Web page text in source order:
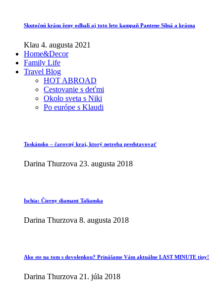
Skutočnú krásu ženy odhalí aj toto leto kampaň Pantene Silná a krásna
Klau 4. augusta 2021
Home&Decor
Family Life
Travel Blog
HOT ABROAD
Cestovanie s deťmi
Okolo sveta s Niki
Po európe s Klaudi
Toskánsko – čarovný kraj, ktorý netreba predstavovať
Darina Thurzova 23. augusta 2018
Ischia: Čierny diamant Talianska
Darina Thurzova 8. augusta 2018
Ako ste na tom s dovolenkou? Prinášame Vám aktuálne LAST MINUTE tipy!
Darina Thurzova 21. júla 2018